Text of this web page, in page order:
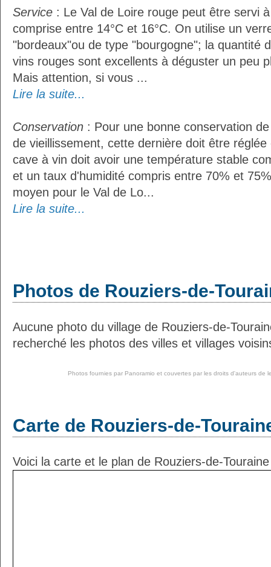
Service : Le Val de Loire rouge peut être servi
comprise entre 14°C et 16°C. On utilise un
"bordeaux"ou de type "bourgogne"; la quantité
vins rouges sont excellents à déguster un peu
Mais attention, si vous ...
Lire la suite...
Conservation : Pour une bonne conservation
de vieillissement, cette dernière doit être réglée
cave à vin doit avoir une température stable
et un taux d'humidité compris entre 70% et
moyen pour le Val de Lo...
Lire la suite...
Photos de Rouziers-de-
Aucune photo du village de Rouziers-de-
recherché les photos des villes et villages
Photos fournies par Panoramio et couvertes par les droits d'auteurs de
Carte de Rouziers-de-
Voici la carte et le plan de Rouziers-de-